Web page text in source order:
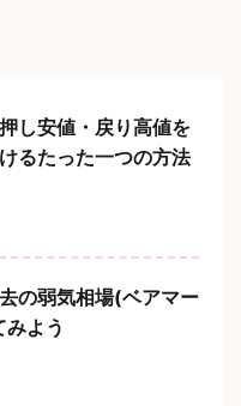
し安値・戻り高値を
るたった一つの方法
去の弱気相場(ベアマー
よう